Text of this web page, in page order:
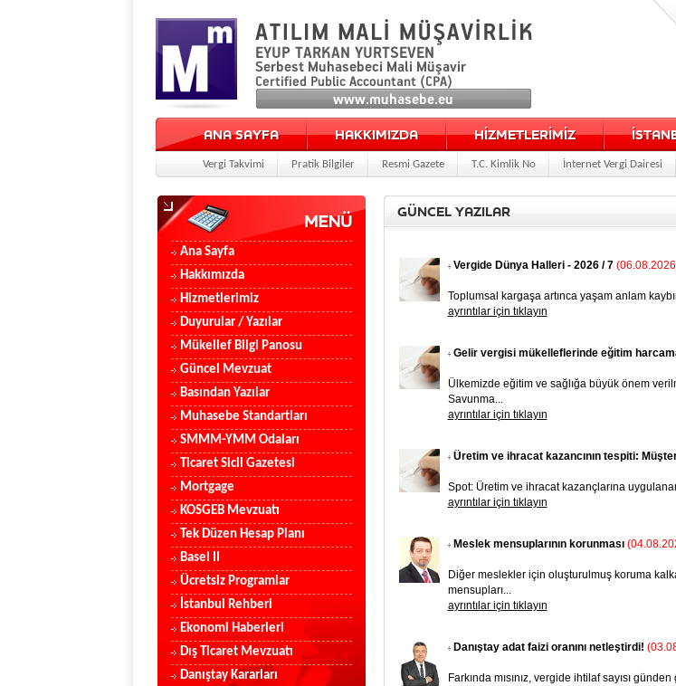
ANA SAYFA HAKKIMIZDA HİZMETLERİMİZ
Vergi Takvimi Pratik Bilgiler Resmi Gazete T.C. Kimlik No İnternet Vergi Dairesi
Ana Sayfa
Hakkımızda
Hizmetlerimiz
Duyurular / Yazılar
Mükellef Bilgi Panosu
Güncel Mevzuat
Basından Yazılar
Muhasebe Standartları
SMMM-YMM Odaları
Ticaret Sicil Gazetesi
Mortgage
KOSGEB Mevzuatı
Tek Düzen Hesap Planı
Basel II
Ücretsiz Programlar
İstanbul Rehberi
Ekonomi Haberleri
Dış Ticaret Mevzuatı
Danıştay Kararları
GÜNCEL YAZILAR
Vergide Dünya Halleri - 2026 / 7
Toplumsal kargaşa artınca yaşam anlam
ayrıntılar için tıklayın
Gelir vergisi mükelleflerinde eğitim
Ülkemizde eğitim ve sağlığa büyük önem
Savunma...
ayrıntılar için tıklayın
Üretim ve ihracat kazancının tespiti:
Spot: Üretim ve ihracat kazançlarına
ayrıntılar için tıklayın
Meslek mensuplarının korunması
Diğer meslekler için oluşturulmuş koruma
mensupları...
ayrıntılar için tıklayın
Danıştay adat faizi oranını netleştirdi!
Farkında mısınız, vergide ihtilaf sayısı